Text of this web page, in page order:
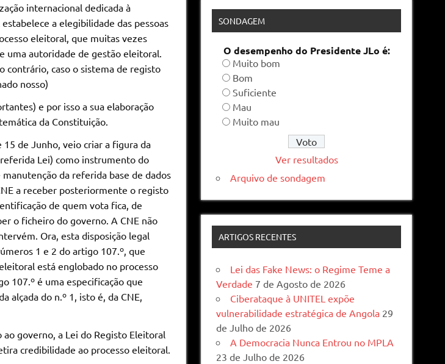
internacional dedicada à
a elegibilidade das pessoas
eleitoral, que muitas vezes
uma autoridade de gestão eleitoral.
contrário, caso o sistema de registo
nosso)
e por isso a sua elaboração
da Constituição.
de Junho, veio criar a figura da
referida Lei) como instrumento do
da referida base de dados
a receber posteriormente o registo
de quem vota fica, de
o ficheiro do governo. A CNE não
Ora, esta disposição legal
1 e 2 do artigo 107.º, que
está englobado no processo
107.º é uma especificação que
do n.º 1, isto é, da CNE,
governo, a Lei do Registo Eleitoral
credibilidade ao processo eleitoral.
SONDAGEM
O desempenho do Presidente JLo é:
Muito bom
Bom
Suficiente
Mau
Muito mau
Ver resultados
Arquivo de sondagem
ARTIGOS RECENTES
Lei das Fake News: o Regime Teme a
Verdade 7 de Agosto de 2026
Ciberataque à UNITEL expõe
vulnerabilidade estratégica de Angola 29
de Julho de 2026
A Democracia Nunca Entrou no MPLA
23 de Julho de 2026